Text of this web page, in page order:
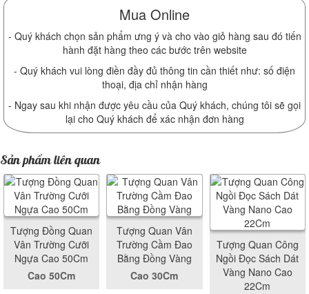
Mua Online
- Quý khách chọn sản phẩm ưng ý và cho vào giỏ hàng sau đó tiến
hành đặt hàng theo các bước trên website
- Quý khách vui lòng điền đầy đủ thông tin cần thiết như: số điện
thoại, địa chỉ nhận hàng
- Ngay sau khi nhận được yêu cầu của Quý khách, chúng tôi sẽ gọi
lại cho Quý khách để xác nhận đơn hàng
Sản phẩm liên quan
Tượng Đồng Quan
Vân Trường Cưỡi
Ngựa Cao 50Cm
Cao 50Cm
Tượng Quan Vân
Trường Cầm Đao
Bằng Đồng Vàng
Cao 30Cm
Tượng Quan Công
Ngồi Đọc Sách Dát
Vàng Nano Cao
22Cm